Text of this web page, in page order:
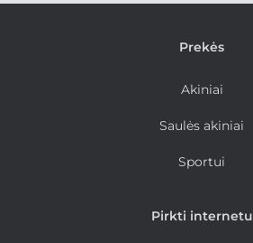
Prekės
Akiniai
Saulės akiniai
Sportui
Pirkti internetu